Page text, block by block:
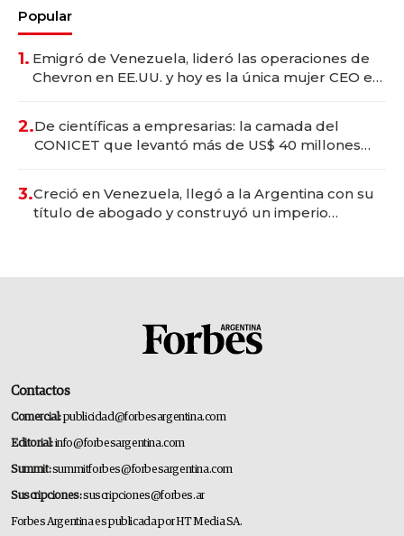
Popular
1. Emigró de Venezuela, lideró las operaciones de
Chevron en EE.UU. y hoy es la única mujer CEO en
2.De científicas a empresarias: la camada del
CONICET que levantó más de US$ 40 millones
3.Creció en Venezuela, llegó a la Argentina con su
título de abogado y construyó un imperio
Contactos
Comercial:publicidad@forbesargentina.com
Editorial:info@forbesargentina.com
Summit:summitforbes@forbesargentina.com
Suscripciones:suscripciones@forbes.ar
Forbes Argentina es publicada por HT Media SA.